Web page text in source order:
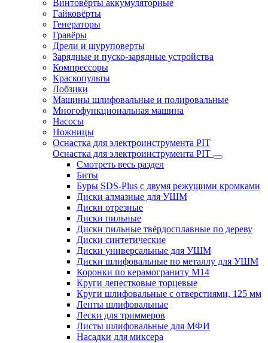
Винтовёрты аккумуляторные
Гайковёрты
Генераторы
Гравёры
Дрели и шуруповерты
Зарядные и пуско-зарядные устройства
Компрессоры
Краскопульты
Лобзики
Машины шлифовальные и полировальные
Многофункциональная машина
Насосы
Ножницы
Оснастка для электроинструмента PIT
Оснастка для электроинструмента PIT
Смотреть весь раздел
Биты
Буры SDS-Plus c двумя режущими кромками
Диски алмазные для УШМ
Диски отрезные
Диски пильные
Диски пильные твёрдосплавные по дереву
Диски синтетические
Диски универсальные для УШМ
Диски шлифовальные по металлу для УШМ
Коронки по керамограниту M14
Круги лепестковые торцевые
Круги шлифовальные с отверстиями, 125 мм
Ленты шлифовальные
Лески для триммеров
Листы шлифовальные для МФИ
Насадки для миксера